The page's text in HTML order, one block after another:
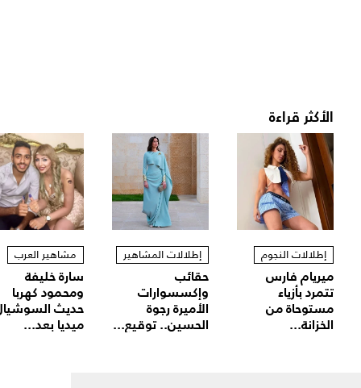
الأكثر قراءة
إطلالات النجوم
ميريام فارس
تتمرد بأزياء
مستوحاة من
الخزانة...
إطلالات المشاهير
حقائب
وإكسسوارات
الأميرة رجوة
الحسين.. توقيع...
مشاهير العرب
سارة خليفة
ومحمود كهربا
حديث
ميديا بعد...